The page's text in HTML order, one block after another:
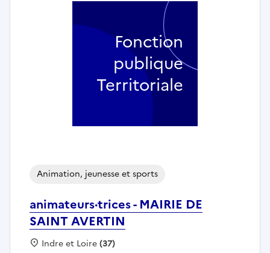
animateurs·trices - MAIRIE DE
SAINT AVERTIN
Animation, jeunesse et sports
Localisation :
Indre et Loire(37)
Fonction
publique
Territoriale